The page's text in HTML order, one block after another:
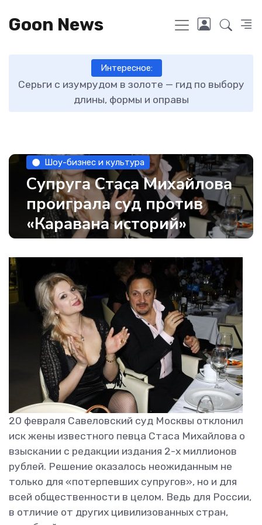
Goon News
Интересное:
Серьги с изумрудом в золоте — гид по выбору
длины, формы и оправы
Шоу-бизнес и культура
Супруга Стаса Михайлова
проиграла суд против
«Каравана историй»
20 февраля Савеловский суд Москвы отклонил
иск жены известного певца Стаса Михайлова о
взыскании с редакции издания 2-х миллионов
рублей. Решение оказалось неожиданным не
только для «потерпевших супругов», но и для
всей общественности в целом. Ведь для России,
в отличие от других цивилизованных стран,